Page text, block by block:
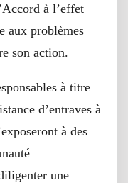
à l’effet
aux problèmes
son action.
à titre
d’entraves à
à des
une